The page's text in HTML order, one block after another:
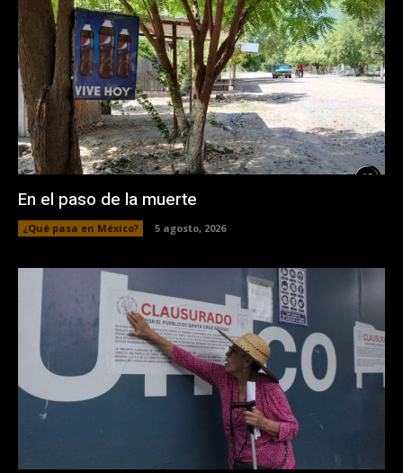
En el paso de la muerte
¿Qué pasa en México? 5 agosto, 2026